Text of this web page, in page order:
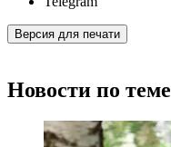
Версия для печати
Новости по теме